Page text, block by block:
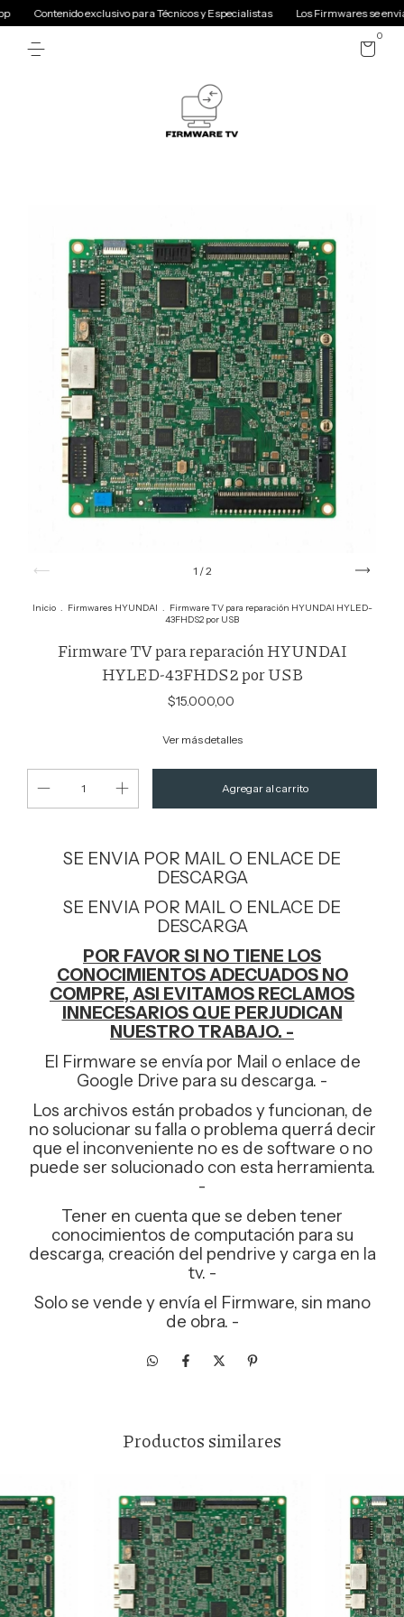
Contenido exclusivo para Técnicos y Especialistas Los Firmwares se
0
1 /2
Inicio . Firmwares HYUNDAI . Firmware TV para reparación HYUNDAI HYLED-
43FHDS2 por USB
Firmware TV para reparación HYUNDAI
HYLED-43FHDS2 por USB
$15.000,00
Ver más detalles
SE ENVIA POR MAIL O ENLACE DE
DESCARGA
SE ENVIA POR MAIL O ENLACE DE
DESCARGA
POR FAVOR SI NO TIENE LOS
CONOCIMIENTOS ADECUADOS NO
COMPRE, ASI EVITAMOS RECLAMOS
INNECESARIOS QUE PERJUDICAN
NUESTRO TRABAJO. -
El Firmware se envía por Mail o enlace de
Google Drive para su descarga. -
Los archivos están probados y funcionan, de
no solucionar su falla o problema querrá decir
que el inconveniente no es de software o no
puede ser solucionado con esta herramienta.
-
Tener en cuenta que se deben tener
conocimientos de computación para su
descarga, creación del pendrive y carga en la
tv. -
Solo se vende y envía el Firmware, sin mano
de obra. -
Productos similares